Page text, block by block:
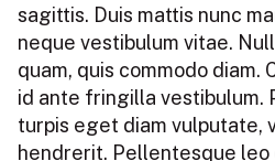
sagittis. Duis mattis nunc
neque vestibulum vitae.
quam, quis commodo diam.
id ante fringilla vestibulum.
turpis eget diam vulputate,
hendrerit. Pellentesque leo